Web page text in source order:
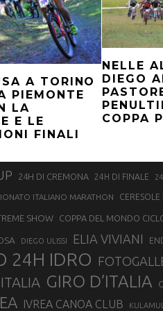
A TORINO
PIEMONTE
LA
E LE
FINALI
NELLE
DIEGO
COPPA
24H DI CREMONA 24H DI FINALE
ITALIANO MARATHON CERESOLE
SHOW COPPA DEL MONDO
DIEGO ULISSI ELIA VIVIANI
24H IDRO
GIRO D’ITALIA
IVREA CANOA CLUB